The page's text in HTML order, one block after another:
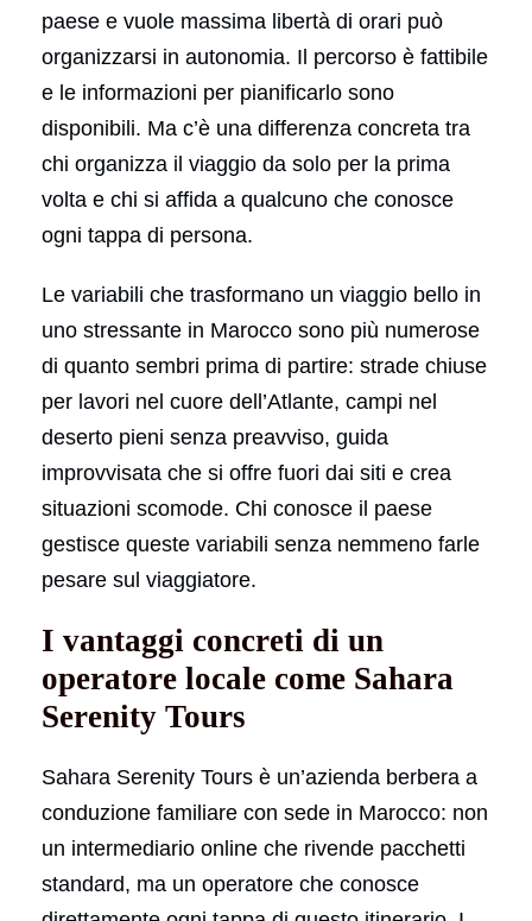
paese e vuole massima libertà di orari può
organizzarsi in autonomia. Il percorso è fattibile
e le informazioni per pianificarlo sono
disponibili. Ma c’è una differenza concreta tra
chi organizza il viaggio da solo per la prima
volta e chi si affida a qualcuno che conosce
ogni tappa di persona.
Le variabili che trasformano un viaggio bello in
uno stressante in Marocco sono più numerose
di quanto sembri prima di partire: strade chiuse
per lavori nel cuore dell’Atlante, campi nel
deserto pieni senza preavviso, guida
improvvisata che si offre fuori dai siti e crea
situazioni scomode. Chi conosce il paese
gestisce queste variabili senza nemmeno farle
pesare sul viaggiatore.
I vantaggi concreti di un
operatore locale come Sahara
Serenity Tours
Sahara Serenity Tours è un’azienda berbera a
conduzione familiare con sede in Marocco: non
un intermediario online che rivende pacchetti
standard, ma un operatore che conosce